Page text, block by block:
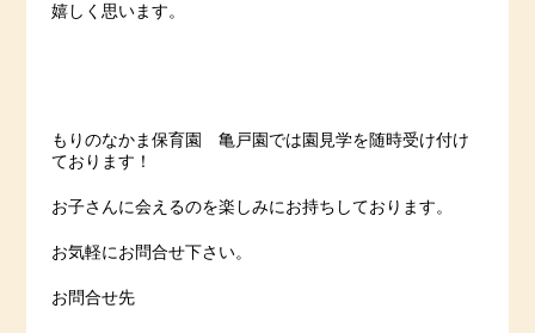
嬉しく思います。
もりのなかま保育園 亀戸園では園見学を随時受け付け
ております！
お子さんに会えるのを楽しみにお持ちしております。
お気軽にお問合せ下さい。
お問合せ先